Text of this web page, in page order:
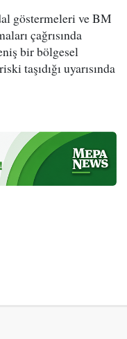
göstermeleri ve BM
çağrısında
bir bölgesel
taşıdığı uyarısında